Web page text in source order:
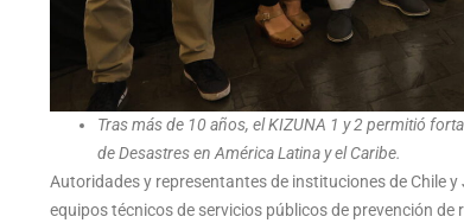
Tras más de 10 años, el KIZUNA 1 y 2 permitió
de Desastres en América Latina y el Caribe.
Autoridades y representantes de instituciones de Chile
equipos técnicos de servicios públicos de prevención